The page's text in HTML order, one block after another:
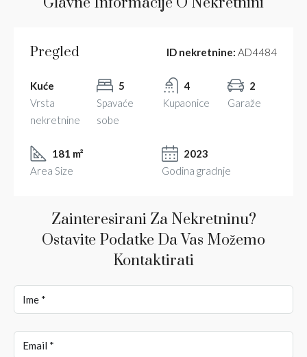
Pregled ID nekretnine: AD4484
Kuće
Vrsta
nekretnine
5
Spavaće
sobe
4
Kupaonice
2
Garaže
181 m²
Area Size
2023
Godina gradnje
Zainteresirani Za Nekretninu?
Ostavite Podatke Da Vas Možemo
Kontaktirati